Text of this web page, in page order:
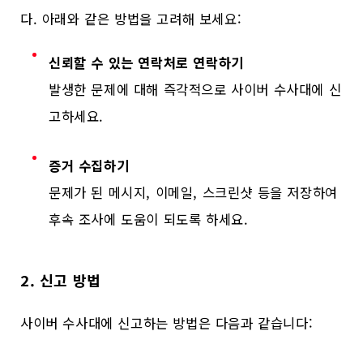
다. 아래와 같은 방법을 고려해 보세요:
신뢰할 수 있는 연락처로 연락하기
발생한 문제에 대해 즉각적으로 사이버 수사대에 신
고하세요.
증거 수집하기
문제가 된 메시지, 이메일, 스크린샷 등을 저장하여
후속 조사에 도움이 되도록 하세요.
2. 신고 방법
사이버 수사대에 신고하는 방법은 다음과 같습니다: